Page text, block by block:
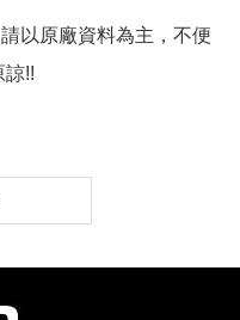
以原廠資料為主，不便
諒!!